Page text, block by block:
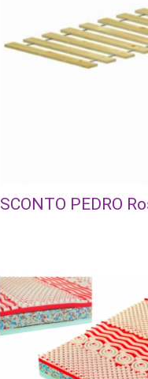
SCONTO PEDRO